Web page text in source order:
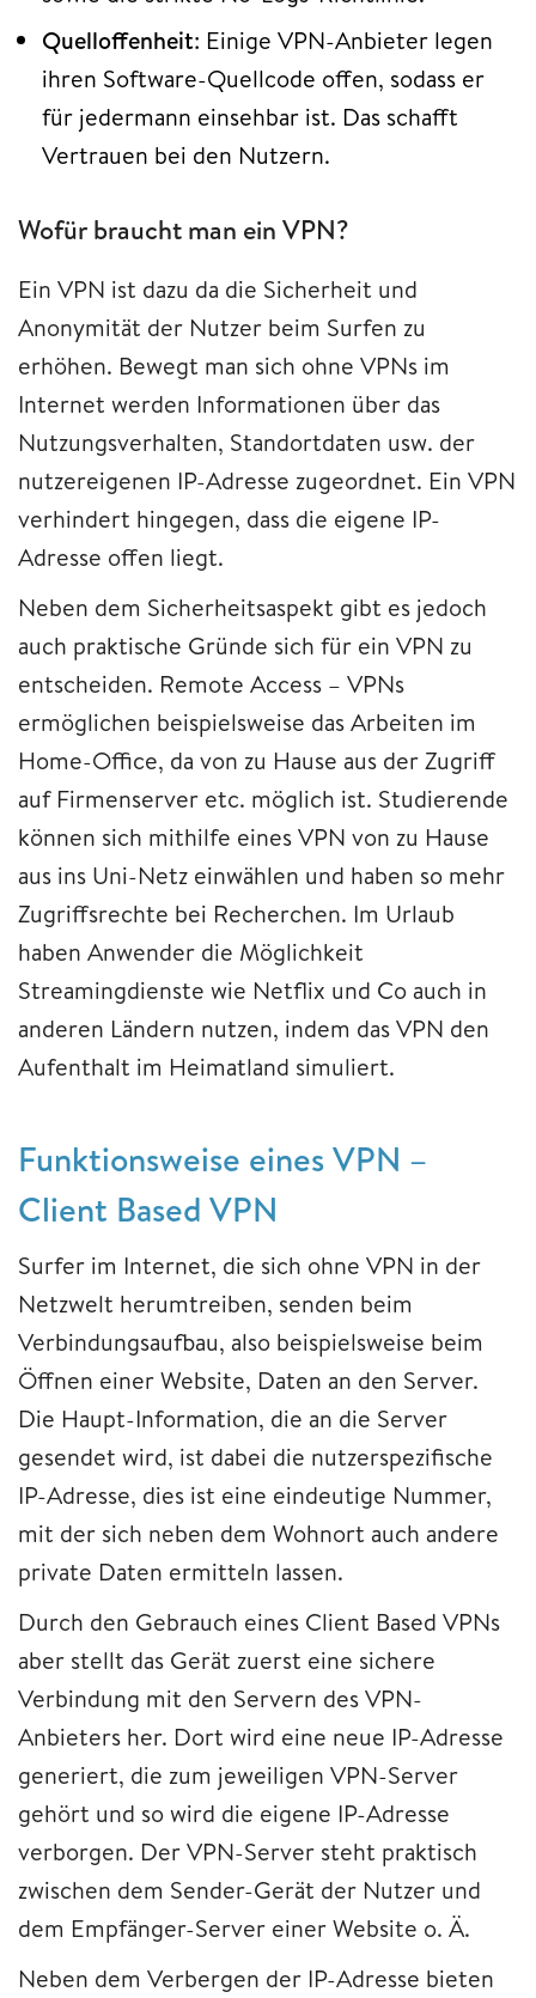
Quelloffenheit: Einige VPN-Anbieter legen
ihren Software-Quellcode offen, sodass er
für jedermann einsehbar ist. Das schafft
Vertrauen bei den Nutzern.
Wofür braucht man ein VPN?
Ein VPN ist dazu da die Sicherheit und
Anonymität der Nutzer beim Surfen zu
erhöhen. Bewegt man sich ohne VPNs im
Internet werden Informationen über das
Nutzungsverhalten, Standortdaten usw. der
nutzereigenen IP-Adresse zugeordnet. Ein VPN
verhindert hingegen, dass die eigene IP-
Adresse offen liegt.
Neben dem Sicherheitsaspekt gibt es jedoch
auch praktische Gründe sich für ein VPN zu
entscheiden. Remote Access – VPNs
ermöglichen beispielsweise das Arbeiten im
Home-Office, da von zu Hause aus der Zugriff
auf Firmenserver etc. möglich ist. Studierende
können sich mithilfe eines VPN von zu Hause
aus ins Uni-Netz einwählen und haben so mehr
Zugriffsrechte bei Recherchen. Im Urlaub
haben Anwender die Möglichkeit
Streamingdienste wie Netflix und Co auch in
anderen Ländern nutzen, indem das VPN den
Aufenthalt im Heimatland simuliert.
Funktionsweise eines VPN –
Client Based VPN
Surfer im Internet, die sich ohne VPN in der
Netzwelt herumtreiben, senden beim
Verbindungsaufbau, also beispielsweise beim
Öffnen einer Website, Daten an den Server.
Die Haupt-Information, die an die Server
gesendet wird, ist dabei die nutzerspezifische
IP-Adresse, dies ist eine eindeutige Nummer,
mit der sich neben dem Wohnort auch andere
private Daten ermitteln lassen.
Durch den Gebrauch eines Client Based VPNs
aber stellt das Gerät zuerst eine sichere
Verbindung mit den Servern des VPN-
Anbieters her. Dort wird eine neue IP-Adresse
generiert, die zum jeweiligen VPN-Server
gehört und so wird die eigene IP-Adresse
verborgen. Der VPN-Server steht praktisch
zwischen dem Sender-Gerät der Nutzer und
dem Empfänger-Server einer Website o. Ä.
Neben dem Verbergen der IP-Adresse bieten